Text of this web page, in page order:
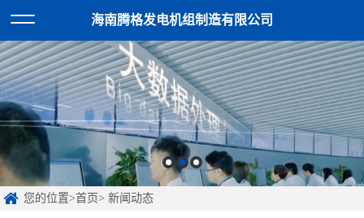
海南腾格发电机组制造有限公司
您的位置>首页> 新闻动态